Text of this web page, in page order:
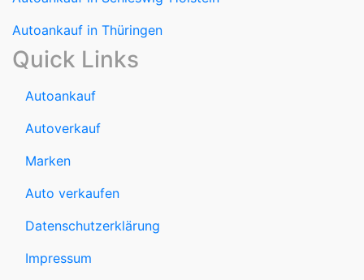
Quick Links
Autoankauf
Autoverkauf
Marken
Auto verkaufen
Datenschutzerklärung
Impressum